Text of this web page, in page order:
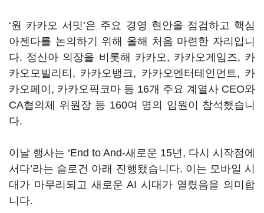
‘원 카카오 서밋’은 주요 경영 현안을 점검하고 핵심
아젠다를 논의하기 위해 올해 처음 마련한 자리입니
다. 정신아 의장을 비롯해 카카오, 카카오게임즈, 카
카오모빌리티, 카카오뱅크, 카카오엔터테인먼트, 카
카오페이, 카카오픽코마 등 16개 주요 계열사 CEO와
CA협의체 위원장 등 160여 명의 임원이 참석했습니
다.
이날 행사는 ‘End to And-새로운 15년, 다시 시작점에
서다’라는 슬로건 아래 진행됐습니다. 이는 모바일 시
대가 마무리되고 새로운 AI 시대가 열렸음을 의미합
니다.